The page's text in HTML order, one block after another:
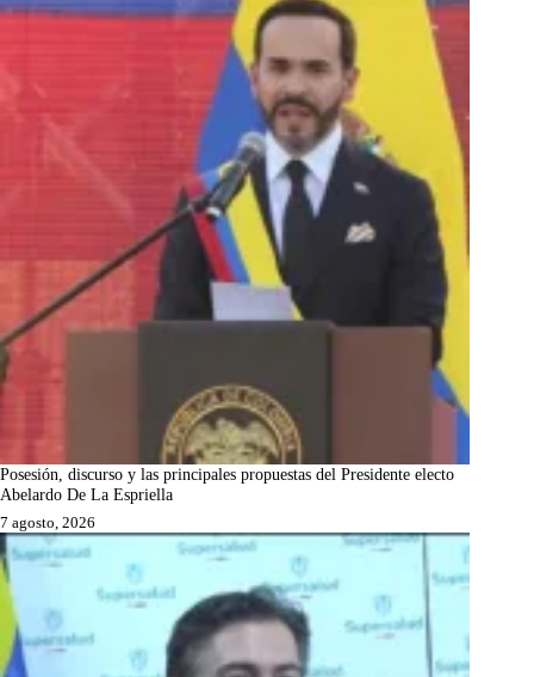
Posesión, discurso y las principales propuestas del Presidente electo
Abelardo De La Espriella
7 agosto, 2026